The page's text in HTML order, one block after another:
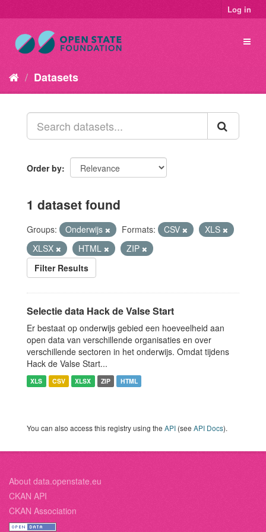
Log in
Datasets
Order by
1 dataset found
Groups: Onderwijs Formats: CSV
XLS
XLSX
HTML
ZIP
Filter Results
Selectie data Hack de Valse Start
Er bestaat op onderwijs gebied een hoeveelheid aan
open data van verschillende organisaties en over
verschillende sectoren in het onderwijs. Omdat tijdens
Hack de Valse Start...
XLS CSV XLSX ZIP HTML
You can also access this registry using the API (see API Docs).
About data.openstate.eu
CKAN API
CKAN Association